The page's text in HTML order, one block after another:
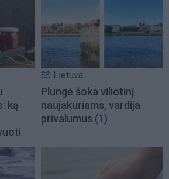
ką
Lietuva
Plungė šoka viliotinį
naujakuriams, vardija
privalumus (1)